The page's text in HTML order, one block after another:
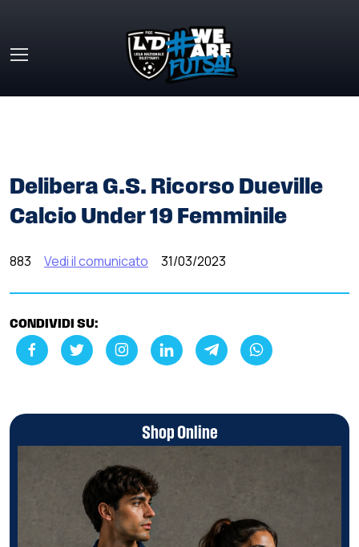
Delibera G.S. Ricorso Dueville
Calcio Under 19 Femminile
883 Vedi il comunicato 31/03/2023
CONDIVIDI SU:
Shop Online